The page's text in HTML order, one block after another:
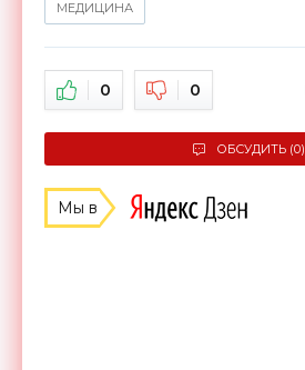
МЕДИЦИНА
0 0
ОБСУДИТЬ (0)
Мы в